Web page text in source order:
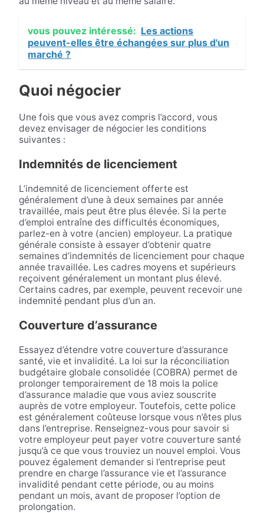
vous pouvez intéressé: Les actions
peuvent-elles être échangées sur plus d'un
marché ?
Quoi négocier
Une fois que vous avez compris l’accord, vous
devez envisager de négocier les conditions
suivantes :
Indemnités de licenciement
L’indemnité de licenciement offerte est
généralement d’une à deux semaines par année
travaillée, mais peut être plus élevée. Si la perte
d’emploi entraîne des difficultés économiques,
parlez-en à votre (ancien) employeur. La pratique
générale consiste à essayer d’obtenir quatre
semaines d’indemnités de licenciement pour chaque
année travaillée. Les cadres moyens et supérieurs
reçoivent généralement un montant plus élevé.
Certains cadres, par exemple, peuvent recevoir une
indemnité pendant plus d’un an.
Couverture d’assurance
Essayez d’étendre votre couverture d’assurance
santé, vie et invalidité. La loi sur la réconciliation
budgétaire globale consolidée (COBRA) permet de
prolonger temporairement de 18 mois la police
d’assurance maladie que vous aviez souscrite
auprès de votre employeur. Toutefois, cette police
est généralement coûteuse lorsque vous n’êtes plus
dans l’entreprise. Renseignez-vous pour savoir si
votre employeur peut payer votre couverture santé
jusqu’à ce que vous trouviez un nouvel emploi. Vous
pouvez également demander si l’entreprise peut
prendre en charge l’assurance vie et l’assurance
invalidité pendant cette période, ou au moins
pendant un mois, avant de proposer l’option de
prolongation.